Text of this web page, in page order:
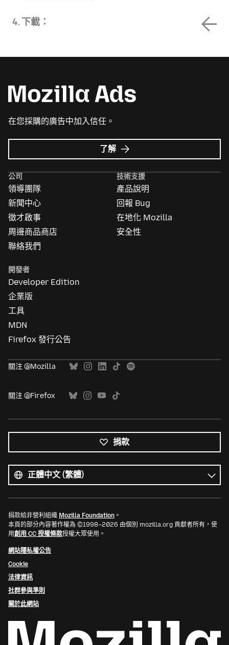
4. 下載：
在您採購的廣告中加入信任。
了解 Mozilla
Ads
更
多
資
訊
公司
領導團隊
新聞中心
徵才啟事
周邊商品商店
聯絡我們
技術支援
產品說明
回報 Bug
在地化 Mozilla
安全性
開發者
Developer Edition
企業版
工具
MDN
Firefox 發行公告
關注 @Mozilla
關注 @Firefox
捐款
有
語
言
語
言
捐款給非營利組織 Mozilla Foundation 。
本頁的部分內容著作權為 ©1998–2026 由個別 mozilla.org 貢獻者所有，使
用創用 CC 授權條款授權大眾使用。
網站隱私權公告
Cookie
法律資訊
社群參與準則
關於此網站